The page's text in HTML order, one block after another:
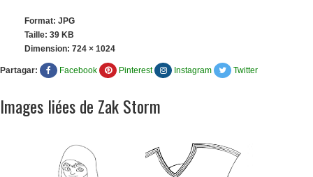
Format: JPG
Taille: 39 KB
Dimension: 724 × 1024
Partagar: Facebook Pinterest Instagram Twitter
Images liées de Zak Storm